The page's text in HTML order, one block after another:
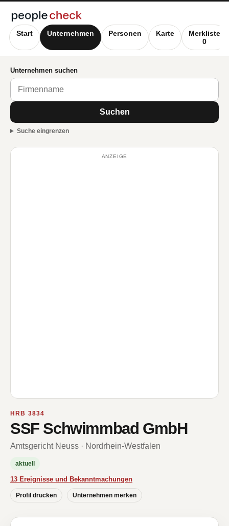
Start Unternehmen Personen Karte
Merkliste
0
Unternehmen suchen
Suchen
Suche eingrenzen
ANZEIGE
HRB 3834
SSF Schwimmbad GmbH
Amtsgericht Neuss · Nordrhein-Westfalen
aktuell
13 Ereignisse und Bekanntmachungen
Profil drucken Unternehmen merken